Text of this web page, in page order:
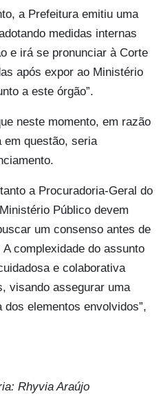
a Prefeitura emitiu uma
medidas internas
e irá se pronunciar à Corte
após expor ao Ministério
a este órgão”.
neste momento, em razão
em questão, seria
a Procuradoria-Geral do
Público devem
um consenso antes de
complexidade do assunto
e colaborativa
visando assegurar uma
elementos envolvidos”,
Rhyvia Araújo